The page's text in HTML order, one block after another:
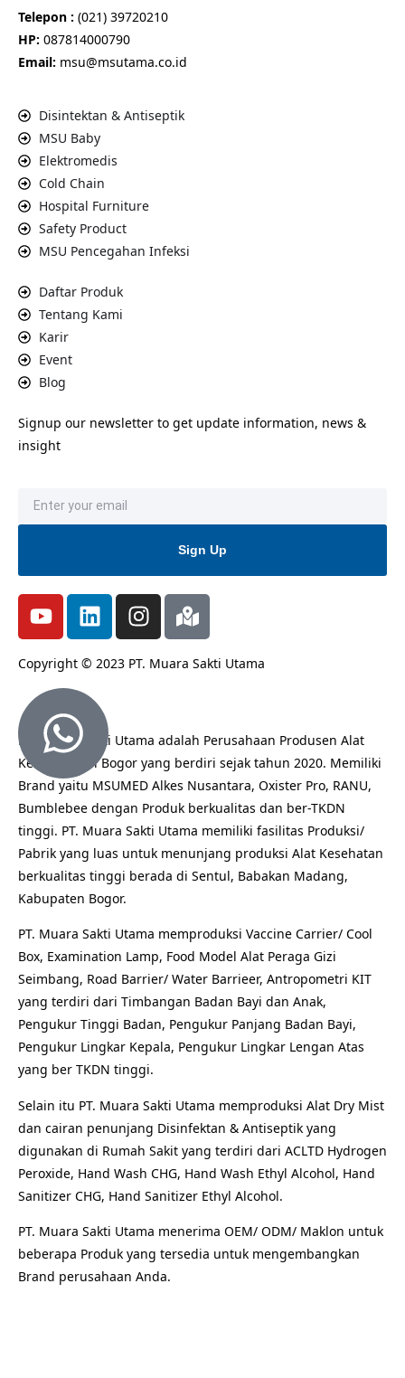
Telepon : (021) 39720210
HP: 087814000790
Email: msu@msutama.co.id
Disintektan & Antiseptik
MSU Baby
Elektromedis
Cold Chain
Hospital Furniture
Safety Product
MSU Pencegahan Infeksi
Daftar Produk
Tentang Kami
Karir
Event
Blog
Signup our newsletter to get update information, news &
insight
Sign Up
Copyright © 2023 PT. Muara Sakti Utama
PT. Muara Sakti Utama adalah Perusahaan Produsen Alat
Kesehatan di Bogor yang berdiri sejak tahun 2020. Memiliki
Brand yaitu MSUMED Alkes Nusantara, Oxister Pro, RANU,
Bumblebee dengan Produk berkualitas dan ber-TKDN
tinggi. PT. Muara Sakti Utama memiliki fasilitas Produksi/
Pabrik yang luas untuk menunjang produksi Alat Kesehatan
berkualitas tinggi berada di Sentul, Babakan Madang,
Kabupaten Bogor.
PT. Muara Sakti Utama memproduksi Vaccine Carrier/ Cool
Box, Examination Lamp, Food Model Alat Peraga Gizi
Seimbang, Road Barrier/ Water Barrieer, Antropometri KIT
yang terdiri dari Timbangan Badan Bayi dan Anak,
Pengukur Tinggi Badan, Pengukur Panjang Badan Bayi,
Pengukur Lingkar Kepala, Pengukur Lingkar Lengan Atas
yang ber TKDN tinggi.
Selain itu PT. Muara Sakti Utama memproduksi Alat Dry Mist
dan cairan penunjang Disinfektan & Antiseptik yang
digunakan di Rumah Sakit yang terdiri dari ACLTD Hydrogen
Peroxide, Hand Wash CHG, Hand Wash Ethyl Alcohol, Hand
Sanitizer CHG, Hand Sanitizer Ethyl Alcohol.
PT. Muara Sakti Utama menerima OEM/ ODM/ Maklon untuk
beberapa Produk yang tersedia untuk mengembangkan
Brand perusahaan Anda.